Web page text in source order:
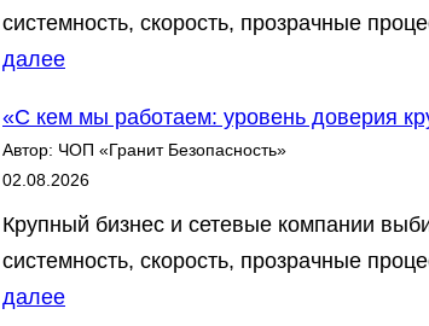
системность, скорость, прозрачные
далее:
С
м
м
ы
«С кем мы работаем: уровень доверия
Автор: ЧОП «Гранит Безопасность»
02.08.2026
Крупный бизнес и сетевые компании
системность, скорость, прозрачные
далее: